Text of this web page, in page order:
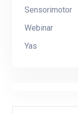
Sensorimotor
Webinar
Yas